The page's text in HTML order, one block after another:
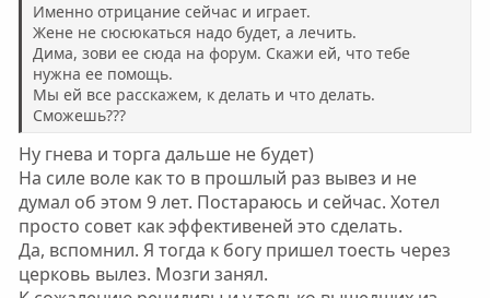
Именно отрицание сейчас и играет.
Жене не сюсюкаться надо будет, а лечить.
Дима, зови ее сюда на форум. Скажи ей, что тебе
нужна ее помощь.
Мы ей все расскажем, к делать и что делать.
Сможешь???
Ну гнева и торга дальше не будет)
На силе воле как то в прошлый раз вывез и не
думал об этом 9 лет. Постараюсь и сейчас. Хотел
просто совет как эффективеней это сделать.
Да, вспомнил. Я тогда к богу пришел тоесть через
церковь вылез. Мозги занял.